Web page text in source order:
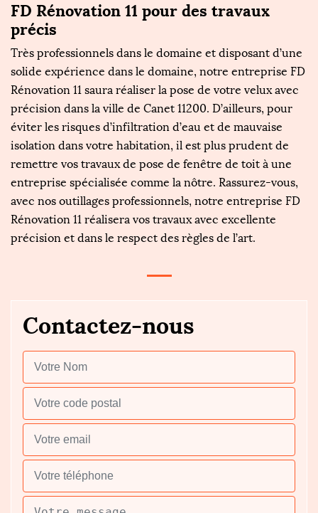
FD Rénovation 11 pour des travaux
précis
Très professionnels dans le domaine et disposant d’une
solide expérience dans le domaine, notre entreprise FD
Rénovation 11 saura réaliser la pose de votre velux avec
précision dans la ville de Canet 11200. D’ailleurs, pour
éviter les risques d’infiltration d’eau et de mauvaise
isolation dans votre habitation, il est plus prudent de
remettre vos travaux de pose de fenêtre de toit à une
entreprise spécialisée comme la nôtre. Rassurez-vous,
avec nos outillages professionnels, notre entreprise FD
Rénovation 11 réalisera vos travaux avec excellente
précision et dans le respect des règles de l’art.
Contactez-nous